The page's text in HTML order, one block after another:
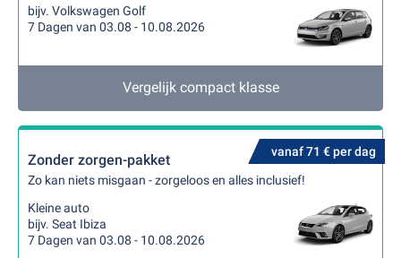
bijv. Volkswagen Golf
7 Dagen van 03.08 - 10.08.2026
Vergelijk compact klasse
vanaf 71 € per dag
Zonder zorgen-pakket
Zo kan niets misgaan - zorgeloos en alles inclusief!
Kleine auto
bijv. Seat Ibiza
7 Dagen van 03.08 - 10.08.2026